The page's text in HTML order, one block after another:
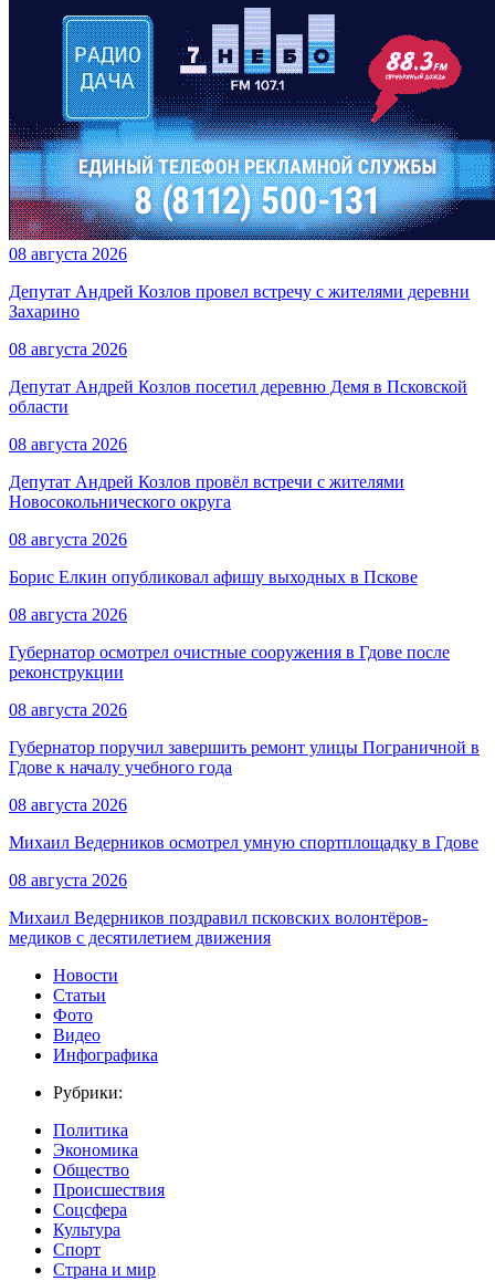
08 августа 2026
Депутат Андрей Козлов провел встречу с жителями деревни
Захарино
08 августа 2026
Депутат Андрей Козлов посетил деревню Демя в Псковской
области
08 августа 2026
Депутат Андрей Козлов провёл встречи с жителями
Новосокольнического округа
08 августа 2026
Борис Елкин опубликовал афишу выходных в Пскове
08 августа 2026
Губернатор осмотрел очистные сооружения в Гдове после
реконструкции
08 августа 2026
Губернатор поручил завершить ремонт улицы Пограничной в
Гдове к началу учебного года
08 августа 2026
Михаил Ведерников осмотрел умную спортплощадку в Гдове
08 августа 2026
Михаил Ведерников поздравил псковских волонтёров-
медиков с десятилетием движения
Новости
Статьи
Фото
Видео
Инфографика
Рубрики:
Политика
Экономика
Общество
Происшествия
Соцсфера
Культура
Спорт
Страна и мир